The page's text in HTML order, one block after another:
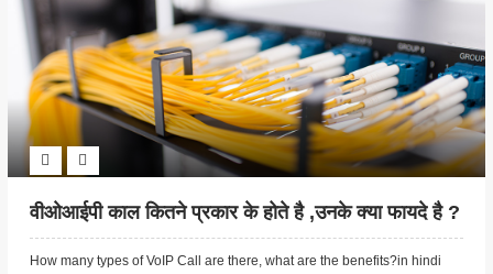
वीओआईपी काल कितने प्रकार के होते है ,उनके क्या फायदे है ?
How many types of VoIP Call are there, what are the benefits?in hindi